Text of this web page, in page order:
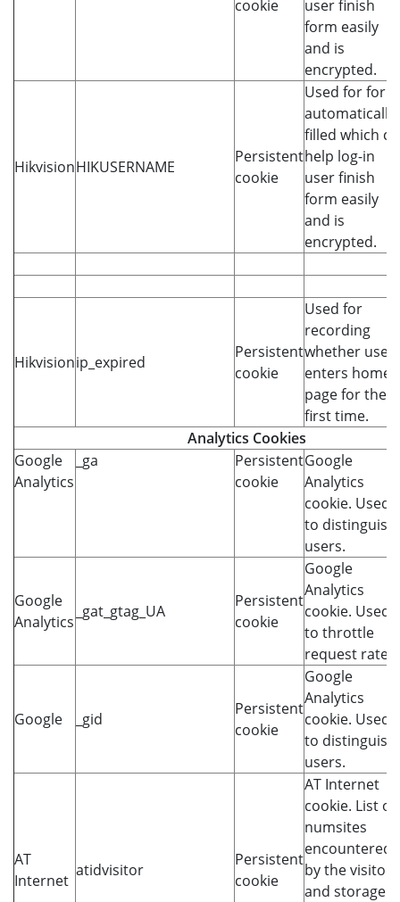
cookie
user finish
form easily
and is
encrypted.
HikvisionHIKUSERNAME
Persistent
cookie
Used for
automatically
filled which
help log-in
user finish
form easily
and is
encrypted.
Hikvisionip_expired
Persistent
cookie
Used for
recording
whether user
enters home
page for the
first time.
Analytics Cookies
Google
Analytics
_ga
Persistent
cookie
Google
Analytics
cookie. Used
to distinguish
users.
Google
Analytics
_gat_gtag_UA
Persistent
cookie
Google
Analytics
cookie. Used
to throttle
request rate
Google _gid
Persistent
cookie
Google
Analytics
cookie. Used
to distinguish
users.
AT
Internet
atidvisitor
Persistent
cookie
AT Internet
cookie. List of
numsites
encountered
by the visitor
and storage